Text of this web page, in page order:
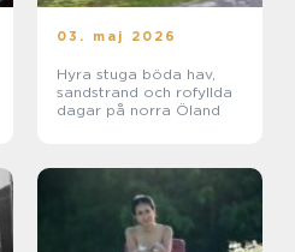
03. maj 2026
Hyra stuga böda hav,
sandstrand och rofyllda
dagar på norra Öland